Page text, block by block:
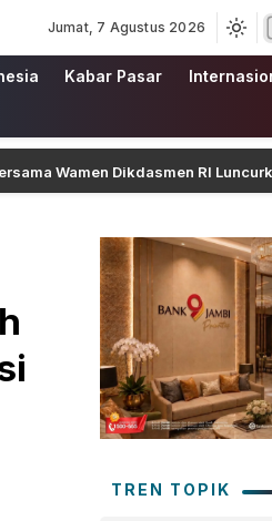
Jumat, 7 Agustus 2026
Kabar Pasar
Wamen Dikdasmen RI Luncurkan
TREN TOPIK